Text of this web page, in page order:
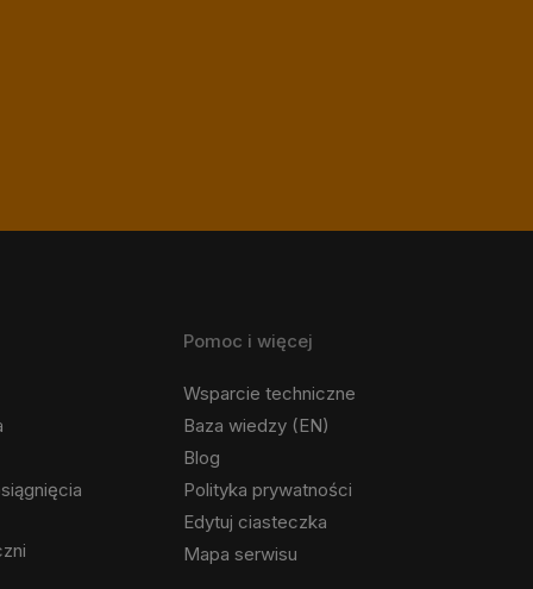
Pomoc i więcej
Wsparcie techniczne
Baza wiedzy (EN)
Blog
Polityka prywatności
Edytuj ciasteczka
Mapa serwisu